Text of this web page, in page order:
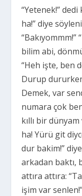
“Yetenek!”
ha!” diye
“Bakıyommm!”
bilim abi,
“Heh işte, ben
Durup
Demek, var
numara çok
kıllı bir
ha! Yürü git
dur bakim!”
arkadan baktı,
attıra attıra:
işim var